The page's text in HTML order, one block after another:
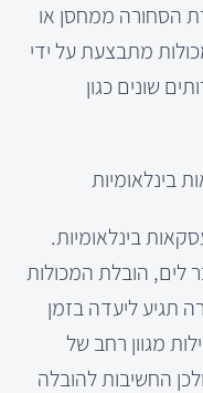
הסחורה ממחסן או
מתבצעת על ידי
שונים כגון
בינלאומיות
בינלאומיות.
לים, הובלת המכולות
תגיע ליעדה בזמן
מגוון רחב של
החשיבות להובלה